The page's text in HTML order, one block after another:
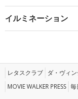
イルミネーション
レタスクラブ ダ・ヴィ
MOVIE WALKER PRESS 毎